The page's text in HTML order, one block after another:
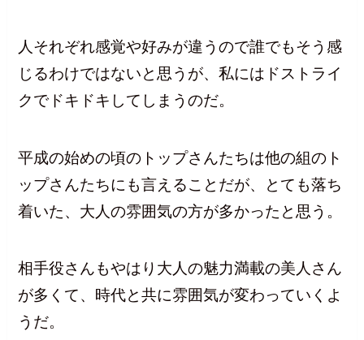
人それぞれ感覚や好みが違うので誰でもそう感
じるわけではないと思うが、私にはドストライ
クでドキドキしてしまうのだ。
平成の始めの頃のトップさんたちは他の組のト
ップさんたちにも言えることだが、とても落ち
着いた、大人の雰囲気の方が多かったと思う。
相手役さんもやはり大人の魅力満載の美人さん
が多くて、時代と共に雰囲気が変わっていくよ
うだ。